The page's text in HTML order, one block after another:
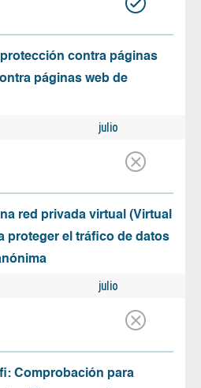
contra páginas
páginas web de
julio
red privada virtual (Virtual
proteger el tráfico de datos
julio
Comprobación para